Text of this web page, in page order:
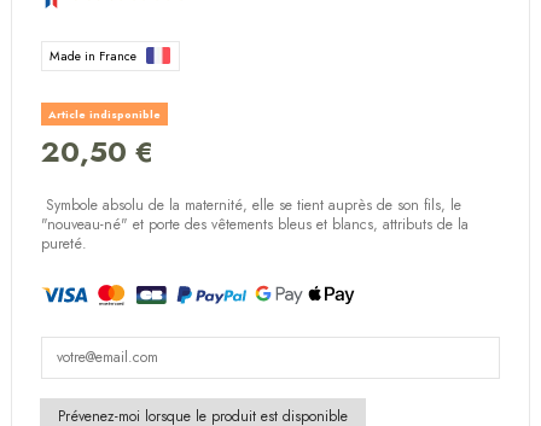
Made in France
Article indisponible
20,50 €
Symbole absolu de la maternité, elle se tient auprès de son fils, le
"nouveau-né" et porte des vêtements bleus et blancs, attributs de la
pureté.